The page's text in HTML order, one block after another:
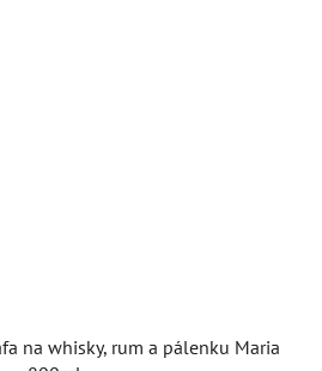
na whisky, rum a pálenku Maria